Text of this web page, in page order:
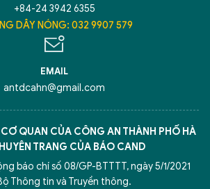
+84-24 3942 6355
DÂY NÓNG: 032 9907 579
EMAIL
antdcahn@gmail.com
QUAN CỦA CÔNG AN THÀNH PHỐ HÀ
TRANG CỦA BÁO CAND
báo chí số 08/GP-BTTTT, ngày 5/1/2021
Thông tin và Truyền thông.